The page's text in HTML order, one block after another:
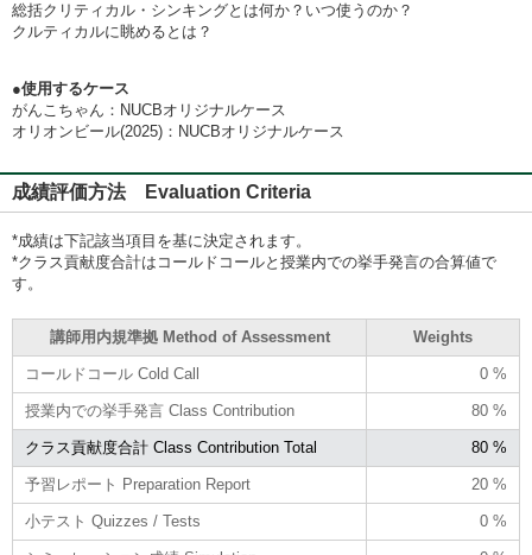
総括クリティカル・シンキングとは何か？いつ使うのか？
クルティカルに眺めるとは？
●使用するケース
がんこちゃん：NUCBオリジナルケース
オリオンビール(2025)：NUCBオリジナルケース
成績評価方法 Evaluation Criteria
*成績は下記該当項目を基に決定されます。
*クラス貢献度合計はコールドコールと授業内での挙手発言の合算値で
す。
講師用内規準拠 Method of Assessment Weights
コールドコール Cold Call 0 %
授業内での挙手発言 Class Contribution 80 %
クラス貢献度合計 Class Contribution Total 80 %
予習レポート Preparation Report 20 %
小テスト Quizzes / Tests 0 %